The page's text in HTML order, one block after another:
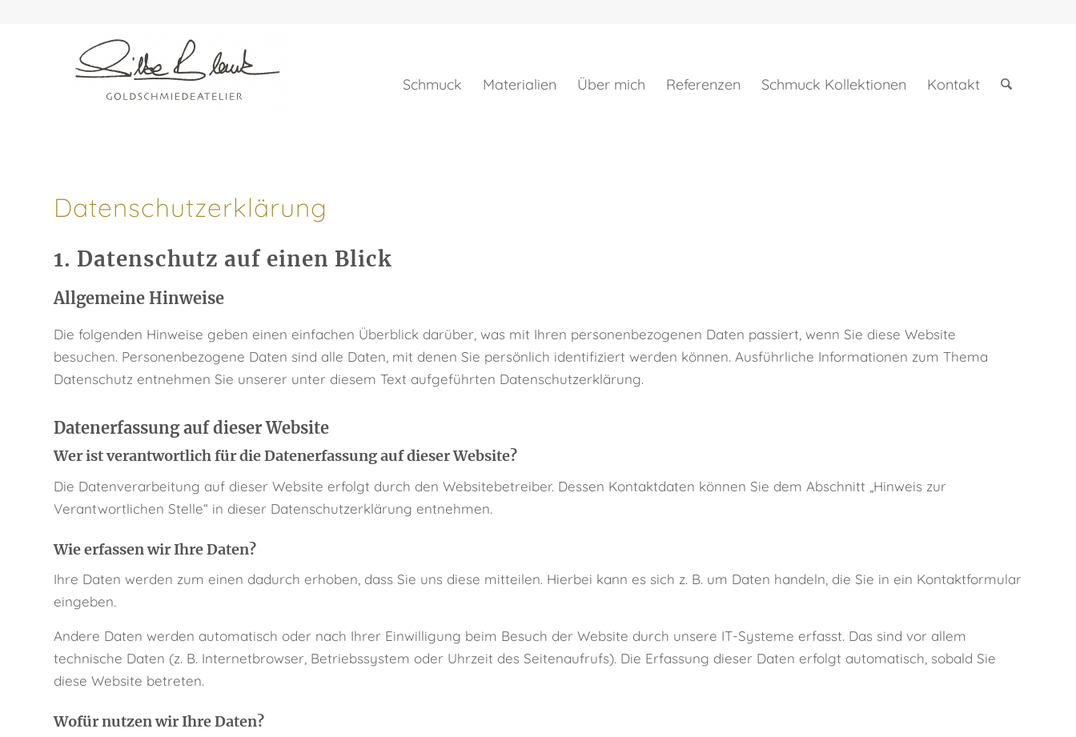
Schmuck Materialien Über mich Referenzen Schmuck Kollektionen Kontakt
Datenschutz­erklärung
1. Datenschutz auf einen Blick
Allgemeine Hinweise
Die folgenden Hinweise geben einen einfachen Überblick darüber, was mit Ihren personenbezogenen Daten passiert, wenn Sie diese Website
besuchen. Personenbezogene Daten sind alle Daten, mit denen Sie persönlich identifiziert werden können. Ausführliche Informationen zum Thema
Datenschutz entnehmen Sie unserer unter diesem Text aufgeführten Datenschutzerklärung.
Datenerfassung auf dieser Website
Wer ist verantwortlich für die Datenerfassung auf dieser Website?
Die Datenverarbeitung auf dieser Website erfolgt durch den Websitebetreiber. Dessen Kontaktdaten können Sie dem Abschnitt „Hinweis zur
Verantwortlichen Stelle“ in dieser Datenschutzerklärung entnehmen.
Wie erfassen wir Ihre Daten?
Ihre Daten werden zum einen dadurch erhoben, dass Sie uns diese mitteilen. Hierbei kann es sich z. B. um Daten handeln, die Sie in ein Kontaktformular
eingeben.
Andere Daten werden automatisch oder nach Ihrer Einwilligung beim Besuch der Website durch unsere IT-Systeme erfasst. Das sind vor allem
technische Daten (z. B. Internetbrowser, Betriebssystem oder Uhrzeit des Seitenaufrufs). Die Erfassung dieser Daten erfolgt automatisch, sobald Sie
diese Website betreten.
Wofür nutzen wir Ihre Daten?